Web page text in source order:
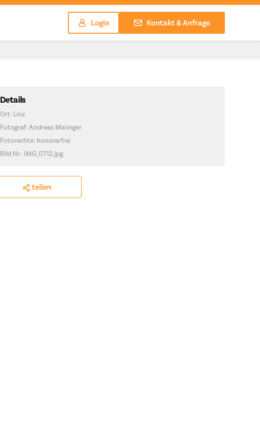
Login Kontakt & Anfrage
Details
Ort: Linz
Fotograf: Andreas Maringer
Fotorechte: honorarfrei
Bild Nr.: IMG_0712.jpg
teilen